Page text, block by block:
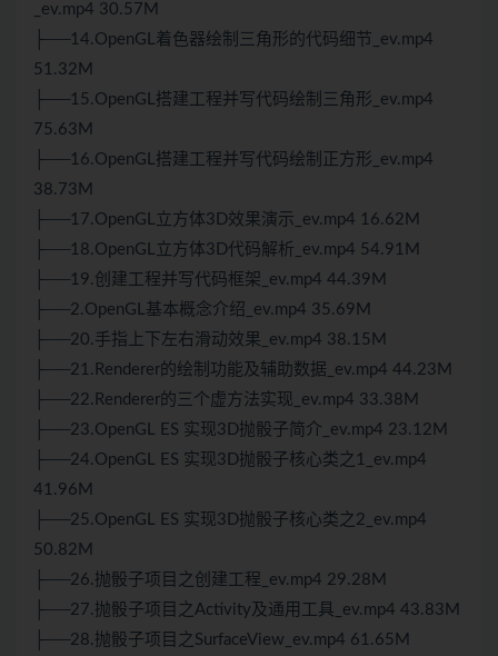
_ev.mp4 30.57M
├──14.OpenGL着色器绘制三角形的代码细节_ev.mp4
51.32M
├──15.OpenGL搭建工程并写代码绘制三角形_ev.mp4
75.63M
├──16.OpenGL搭建工程并写代码绘制正方形_ev.mp4
38.73M
├──17.OpenGL立方体3D效果演示_ev.mp4 16.62M
├──18.OpenGL立方体3D代码解析_ev.mp4 54.91M
├──19.创建工程并写代码框架_ev.mp4 44.39M
├──2.OpenGL基本概念介绍_ev.mp4 35.69M
├──20.手指上下左右滑动效果_ev.mp4 38.15M
├──21.Renderer的绘制功能及辅助数据_ev.mp4 44.23M
├──22.Renderer的三个虚方法实现_ev.mp4 33.38M
├──23.OpenGL ES 实现3D抛骰子简介_ev.mp4 23.12M
├──24.OpenGL ES 实现3D抛骰子核心类之1_ev.mp4
41.96M
├──25.OpenGL ES 实现3D抛骰子核心类之2_ev.mp4
50.82M
├──26.抛骰子项目之创建工程_ev.mp4 29.28M
├──27.抛骰子项目之Activity及通用工具_ev.mp4 43.83M
├──28.抛骰子项目之SurfaceView_ev.mp4 61.65M